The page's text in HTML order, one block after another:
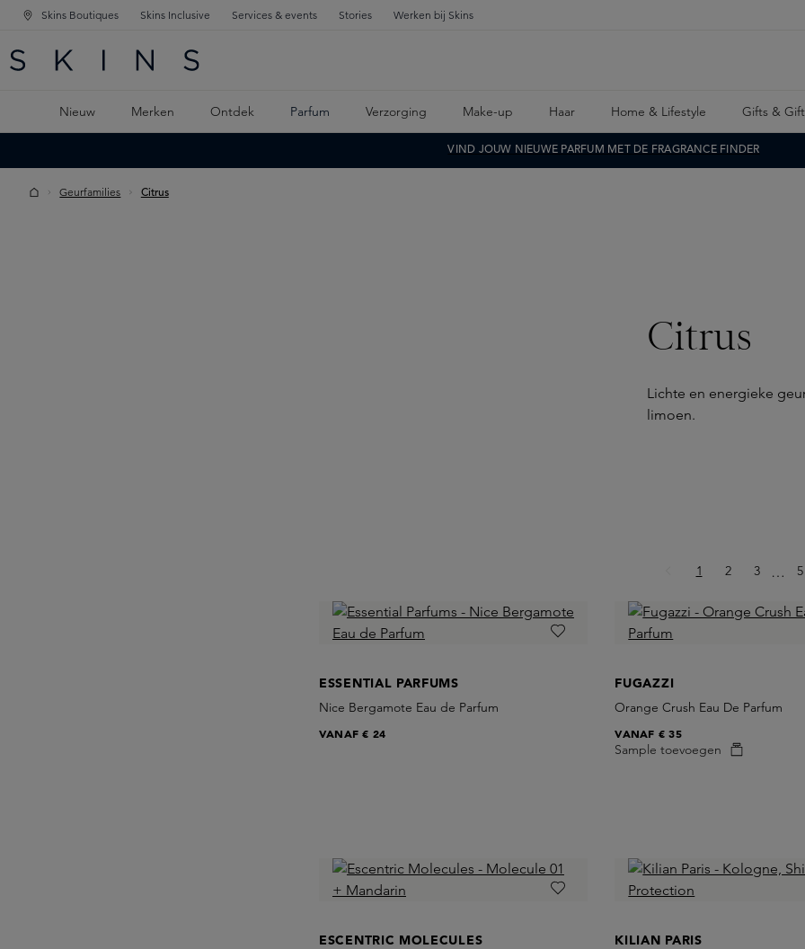
NAVIGATIE
DE HOOFDINHOUD
Skins Boutiques Skins Inclusive Services & events Stories Werken bij Skins
Nieuw Merken Ontdek Parfum Verzorging Make-up Haar Home & Lifestyle Gifts &
VIND JOUW NIEUWE PARFUM MET DE FRAGRANCE FINDER
Geurfamilies Citrus
Citrus
Lichte en energieke
limoen.
Pagina
1 Pagina
2 Pagina
3 Ellipsis
… 5
ESSENTIAL PARFUMS
Nice Bergamote Eau de Parfum
VANAF€ 24
FUGAZZI
Orange Crush Eau De Parfum
Sample toevoegen
VANAF € 35
ESCENTRIC MOLECULES
KILIAN PARIS